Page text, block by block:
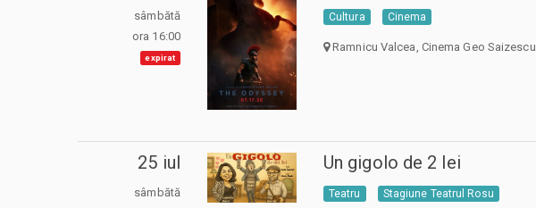
sâmbătă
ora 16:00
expirat
Cultura Cinema
Ramnicu Valcea, Cinema Geo Saizescu
25 iul
sâmbătă
Un gigolo de 2 lei
Teatru Stagiune Teatrul Rosu